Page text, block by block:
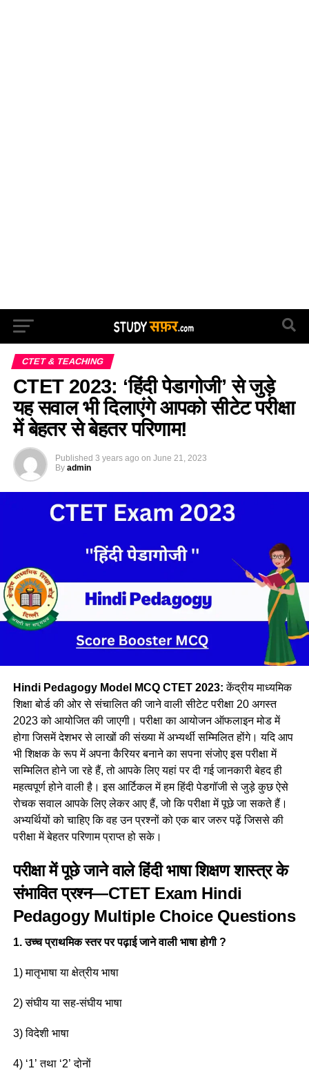
CTET & TEACHING
CTET 2023: ‘हिंदी पेडागोजी’ से जुड़े
यह सवाल भी दिलाएंगे आपको सीटेट परीक्षा
में बेहतर से बेहतर परिणाम!
Published 3 years ago on June 21, 2023
By admin
Hindi Pedagogy Model MCQ CTET 2023: केंद्रीय माध्यमिक
शिक्षा बोर्ड की ओर से संचालित की जाने वाली सीटेट परीक्षा 20 अगस्त
2023 को आयोजित की जाएगी। परीक्षा का आयोजन ऑफलाइन मोड में
होगा जिसमें देशभर से लाखों की संख्या में अभ्यर्थी सम्मिलित होंगे। यदि आप
भी शिक्षक के रूप में अपना कैरियर बनाने का सपना संजोए इस परीक्षा में
सम्मिलित होने जा रहे हैं, तो आपके लिए यहां पर दी गई जानकारी बेहद ही
महत्वपूर्ण होने वाली है। इस आर्टिकल में हम हिंदी पेडगॉजी से जुड़े कुछ ऐसे
रोचक सवाल आपके लिए लेकर आए हैं, जो कि परीक्षा में पूछे जा सकते हैं।
अभ्यर्थियों को चाहिए कि वह उन प्रश्नों को एक बार जरुर पढ़ें जिससे की
परीक्षा में बेहतर परिणाम प्राप्त हो सके।
परीक्षा में पूछे जाने वाले हिंदी भाषा शिक्षण शास्त्र के
संभावित प्रश्न—CTET Exam Hindi
Pedagogy Multiple Choice Questions
1. उच्च प्राथमिक स्तर पर पढ़ाई जाने वाली भाषा होगी ?
1) मातृभाषा या क्षेत्रीय भाषा
2) संघीय या सह-संघीय भाषा
3) विदेशी भाषा
4) ‘1’ तथा ‘2’ दोनों